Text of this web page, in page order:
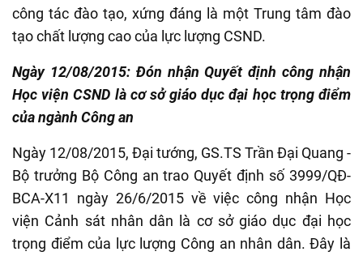
công tác đào tạo, xứng đáng là một Trung tâm đào
tạo chất lượng cao của lực lượng CSND.
Ngày 12/08/2015: Đón nhận Quyết định công nhận
Học viện CSND là cơ sở giáo dục đại học trọng điểm
của ngành Công an
Ngày 12/08/2015, Đại tướng, GS.TS Trần Đại Quang -
Bộ trưởng Bộ Công an trao Quyết định số 3999/QĐ-
BCA-X11 ngày 26/6/2015 về việc công nhận Học
viện Cảnh sát nhân dân là cơ sở giáo dục đại học
trọng điểm của lực lượng Công an nhân dân. Đây là